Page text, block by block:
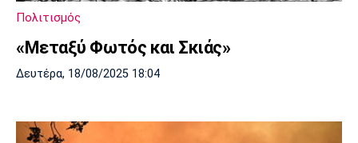
Πολιτισμός
«Μεταξύ Φωτός και Σκιάς»
Δευτέρα, 18/08/2025 18:04